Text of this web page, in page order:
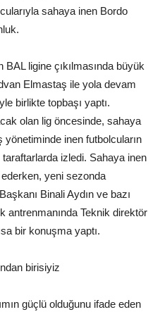
sahaya inen Bordo
ligine çıkılmasında büyük
Elmastaş ile yola devam
birlikte topbaşı yaptı.
olan lig öncesinde, sahaya
inen futbolcuların
izledi. Sahaya inen
yeni sezonda
Binali Aydın ve bazı
antrenmanında Teknik direktör
bir konuşma yaptı.
birisiyiz
güçlü olduğunu ifade eden